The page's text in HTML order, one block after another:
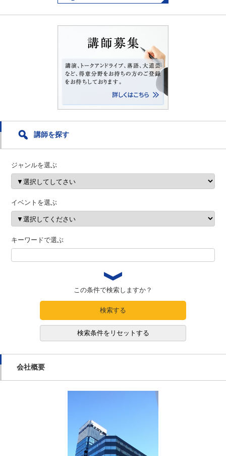
講師を探す
ジャンルを選ぶ
イベントを選ぶ
キーワードで選ぶ
この条件で検索しますか？
検索する
検索条件をリセットする
会社概要